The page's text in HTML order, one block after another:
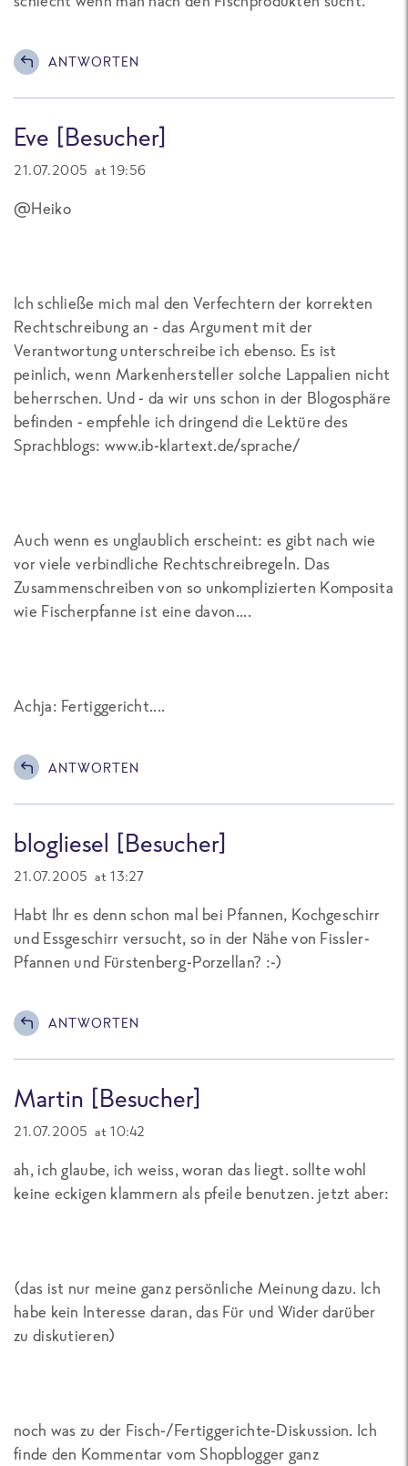
ANTWORTEN
Eve [Besucher]
21.07.2005 at 19:56
@Heiko
Ich schließe mich mal den Verfechtern der korrekten
Rechtschreibung an - das Argument mit der
Verantwortung unterschreibe ich ebenso. Es ist
peinlich, wenn Markenhersteller solche Lappalien nicht
beherrschen. Und - da wir uns schon in der Blogosphäre
befinden - empfehle ich dringend die Lektüre des
Sprachblogs: www.ib-klartext.de/sprache/
Auch wenn es unglaublich erscheint: es gibt nach wie
vor viele verbindliche Rechtschreibregeln. Das
Zusammenschreiben von so unkomplizierten Komposita
wie Fischerpfanne ist eine davon....
Achja: Fertiggericht....
ANTWORTEN
blogliesel [Besucher]
21.07.2005 at 13:27
Habt Ihr es denn schon mal bei Pfannen, Kochgeschirr
und Essgeschirr versucht, so in der Nähe von Fissler-
Pfannen und Fürstenberg-Porzellan? :-)
ANTWORTEN
Martin [Besucher]
21.07.2005 at 10:42
ah, ich glaube, ich weiss, woran das liegt. sollte wohl
keine eckigen klammern als pfeile benutzen. jetzt aber:
(das ist nur meine ganz persönliche Meinung dazu. Ich
habe kein Interesse daran, das Für und Wider darüber
zu diskutieren)
noch was zu der Fisch-/Fertiggerichte-Diskussion. Ich
finde den Kommentar vom Shopblogger ganz